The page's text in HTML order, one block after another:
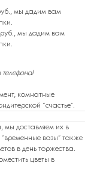
мы дадим вам
мы дадим вам
комнатные
“счастье”.
мы доставляем их в
вазы” также
в день торжества.
цветы в